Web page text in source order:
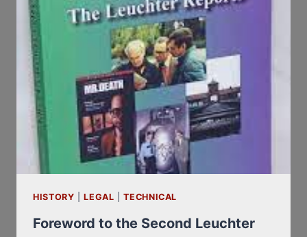
HISTORY |LEGAL |TECHNICAL
Foreword to the Second Leuchter